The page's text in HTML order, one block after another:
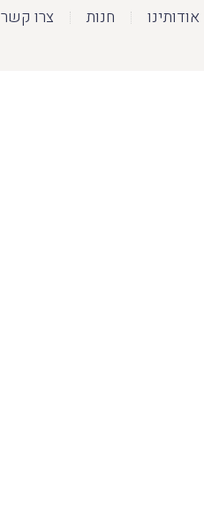
אודותינו חנות צרו קשר